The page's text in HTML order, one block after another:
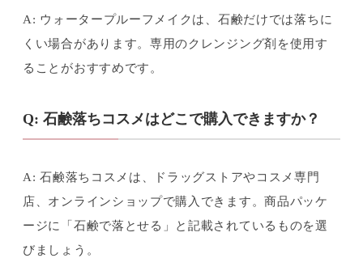
A: ウォータープルーフメイクは、石鹸だけでは落ちに
くい場合があります。専用のクレンジング剤を使用す
ることがおすすめです。
Q: 石鹸落ちコスメはどこで購入できますか？
A: 石鹸落ちコスメは、ドラッグストアやコスメ専門
店、オンラインショップで購入できます。商品パッケ
ージに「石鹸で落とせる」と記載されているものを選
びましょう。